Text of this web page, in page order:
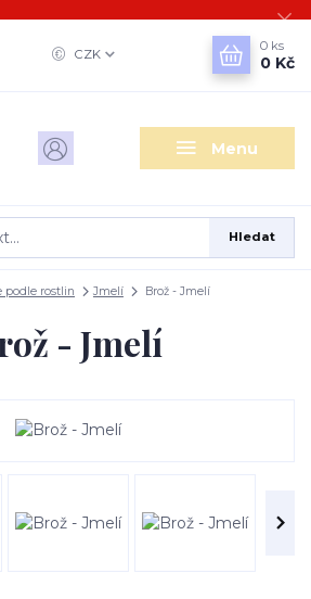
Menu
CZK
Hledat
0 ks
0 Kč
podle rostlin Jmelí Brož - Jmelí
- Jmelí